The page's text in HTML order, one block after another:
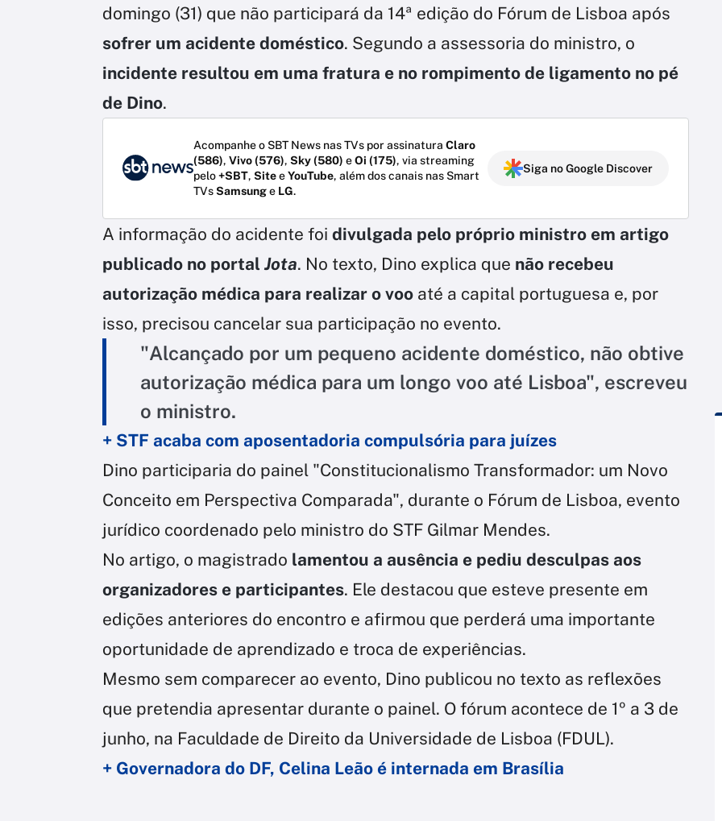
domingo (31) que não participará da 14ª edição do Fórum de Lisboa após
sofrer um acidente doméstico. Segundo a assessoria do ministro, o
incidente resultou em uma fratura e no rompimento de ligamento no pé
de Dino.
Acompanhe o SBT News nas TVs por assinatura Claro
(586), Vivo (576), Sky (580) eOi (175), via streaming
pelo+SBT, SiteeYouTube, além dos canais nas Smart
TVsSamsunge LG.
Siga no Google Discover
A informação do acidente foi divulgada pelo próprio ministro em artigo
publicado no portal Jota. No texto, Dino explica que não recebeu
autorização médica para realizar o voo até a capital portuguesa e, por
isso, precisou cancelar sua participação no evento.
"Alcançado por um pequeno acidente doméstico, não obtive
autorização médica para um longo voo até Lisboa", escreveu
o ministro.
+ STF acaba com aposentadoria compulsória para juízes
Dino participaria do painel "Constitucionalismo Transformador: um Novo
Conceito em Perspectiva Comparada", durante o Fórum de Lisboa, evento
jurídico coordenado pelo ministro do STF Gilmar Mendes.
No artigo, o magistrado lamentou a ausência e pediu desculpas aos
organizadores e participantes. Ele destacou que esteve presente em
edições anteriores do encontro e afirmou que perderá uma importante
oportunidade de aprendizado e troca de experiências.
Mesmo sem comparecer ao evento, Dino publicou no texto as reflexões
que pretendia apresentar durante o painel. O fórum acontece de 1º a 3 de
junho, na Faculdade de Direito da Universidade de Lisboa (FDUL).
+ Governadora do DF, Celina Leão é internada em Brasília